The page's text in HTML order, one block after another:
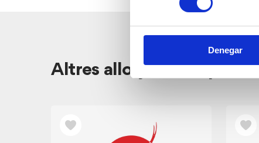
Denegar
Altres allotjaments